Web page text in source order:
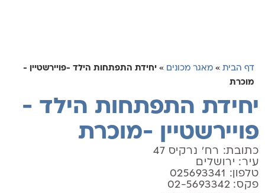
דף הבית » מאגר מכונים » יחידת התפתחות הילד -פויירשטיין -
מוכרת
יחידת התפתחות הילד -
פויירשטיין -מוכרת
כתובת: רח' נרקיס 47
עיר: ירושלים
טלפון: 025693341
פקס: 02-5693342